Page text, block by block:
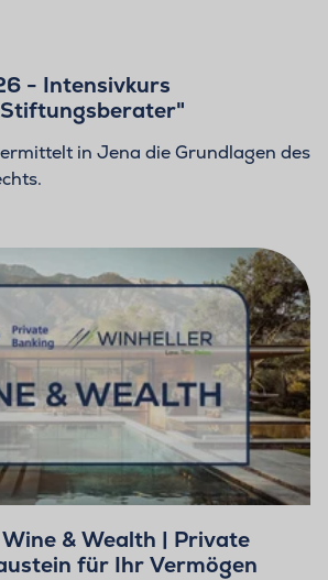
- Intensivkurs
in Jena die Grundlagen des
& Wealth | Private
für Ihr Vermögen